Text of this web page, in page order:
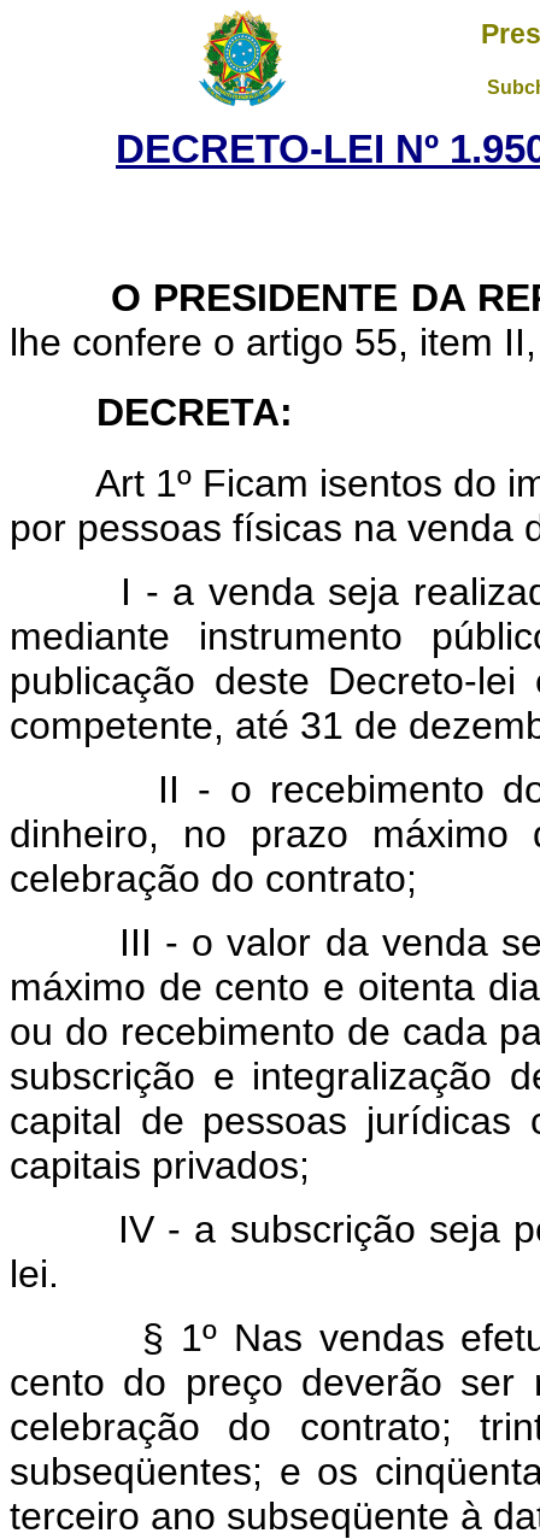
DECRETO-LEI Nº
O PRESIDENTE DA
lhe confere o artigo 55, item
DECRETA:
Art 1º Ficam isentos do
por pessoas físicas na venda
I - a venda seja
mediante instrumento
publicação deste Decreto-
competente, até 31 de
II - o recebimento do
dinheiro, no prazo
celebração do contrato;
III - o valor da venda seja
máximo de cento e oitenta
ou do recebimento de cada
subscrição e integralização
capital de pessoas jurídicas
capitais privados;
IV - a subscrição seja
lei.
§ 1º Nas vendas
cento do preço deverão ser
celebração do contrato;
subseqüentes; e os
terceiro ano subseqüente à